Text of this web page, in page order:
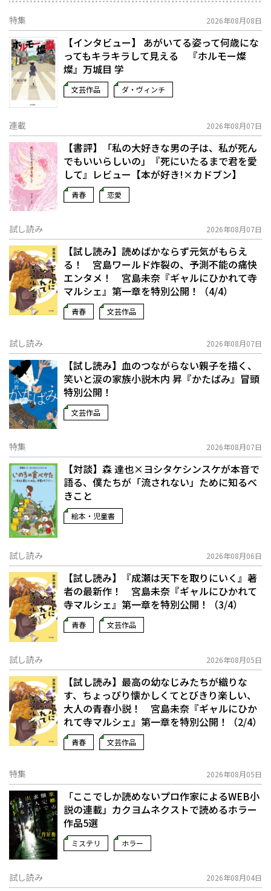
特集 2026年08月08日
【インタビュー】 あがいてる姿って何歳にな
ってもキラキラして見える 『ホルモー燦
燦』万城目 学
文芸作品 ダ・ヴィンチ
連載 2026年08月07日
【書評】「私の大好きな男の子は、私が死ん
でもいいらしいの」――『死にいたるまで君を愛
して』レビュー【本が好き!×カドブン】
青春 恋愛
試し読み 2026年08月07日
【試し読み】読めばかならず元気がもらえ
る！ 宮島ワールド炸裂の、予測不能の痛快
エンタメ！ 宮島未奈『ギャルにひかれて寺
マルシェ』第一章を特別公開！（4/4）
青春 文芸作品
試し読み 2026年08月07日
【試し読み】血のつながらない親子を描く、
笑いと涙の家族小説――木内 昇『かたばみ』冒頭
特別公開！
文芸作品
特集 2026年08月07日
【対談】森 達也×ヨシタケシンスケが本音で
語る、僕たちが「流されない」ために知るべ
きこと
絵本・児童書
試し読み 2026年08月06日
【試し読み】『成瀬は天下を取りにいく』著
者の最新作！ 宮島未奈『ギャルにひかれて
寺マルシェ』第一章を特別公開！（3/4）
青春 文芸作品
試し読み 2026年08月05日
【試し読み】最高の幼なじみたちが織りな
す、ちょっぴり懐かしくてとびきり楽しい、
大人の青春小説！ 宮島未奈『ギャルにひか
れて寺マルシェ』第一章を特別公開！（2/4）
青春 文芸作品
特集 2026年08月05日
「ここでしか読めないプロ作家によるWEB小
説の連載」――カクヨムネクストで読めるホラー
作品5選
ミステリ ホラー
試し読み 2026年08月04日